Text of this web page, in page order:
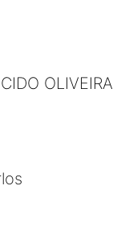
OLIVEIRA